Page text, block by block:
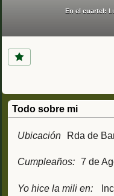
En el cuartel:
Todo sobre mi
Ubicación Rda de
Cumpleaños: 7 de
Yo hice la mili en: